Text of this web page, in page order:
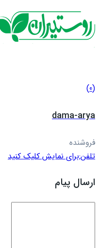
(0)
dama-arya
فروشنده
تلفن:برای نمایش کلیک کنید
ارسال پیام